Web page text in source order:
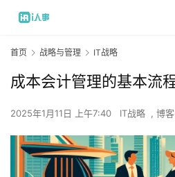
首页 战略与管理 IT战略
成本会计管理的基本流
2025年1月11日 上午7:40 IT战略 , 博客